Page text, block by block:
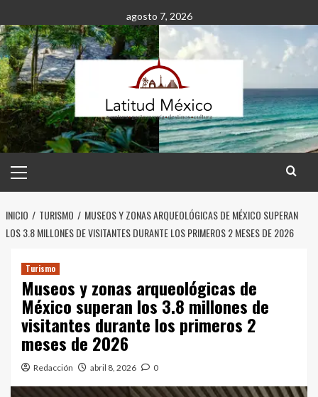
al
contenido
agosto 7, 2026
principal
INICIO TURISMO
MUSEOS Y ZONAS ARQUEOLÓGICAS DE MÉXICO SUPERAN
LOS 3.8 MILLONES DE VISITANTES DURANTE LOS PRIMEROS 2 MESES DE 2026
Turismo
Museos y zonas arqueológicas de
México superan los 3.8 millones de
visitantes durante los primeros 2
meses de 2026
Redacción abril 8, 2026 0